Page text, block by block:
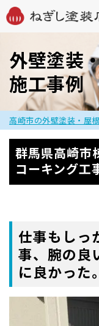
main
content
外壁塗装
施工事例
高崎市の外壁塗装・屋
群馬県高崎市
コーキング
仕事もしっ
事、腕の良
に良かった。